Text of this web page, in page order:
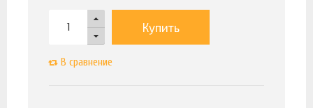
Купить
В сравнение